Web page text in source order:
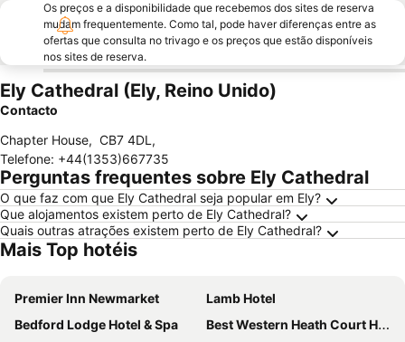
Os preços e a disponibilidade que recebemos dos sites de reserva
mudam frequentemente. Como tal, pode haver diferenças entre as
ofertas que consulta no trivago e os preços que estão disponíveis
nos sites de reserva.
Ely Cathedral (Ely, Reino Unido)
Contacto
Chapter House, CB7 4DL ,
Telefone: +44(1353)667735
Perguntas frequentes sobre Ely Cathedral
O que faz com que Ely Cathedral seja popular em Ely?
Que alojamentos existem perto de Ely Cathedral?
Quais outras atrações existem perto de Ely Cathedral?
Mais Top hotéis
Premier Inn Newmarket
Lamb Hotel
Bedford Lodge Hotel & Spa
Best Western Heath Court Hotel